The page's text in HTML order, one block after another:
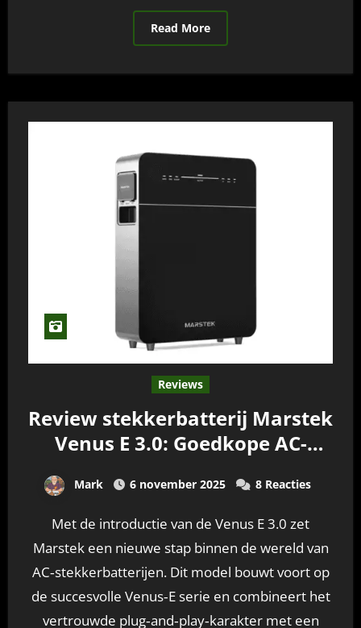
Read More
Reviews
Review stekkerbatterij Marstek
Venus E 3.0: Goedkope AC-
huishoudens
Mark 6 november 2025 8 Reacties
Met de introductie van de Venus E 3.0 zet
Marstek een nieuwe stap binnen de wereld van
AC‑stekkerbatterijen. Dit model bouwt voort op
de succesvolle Venus‑E serie en combineert het
vertrouwde plug‑and‑play‑karakter met een